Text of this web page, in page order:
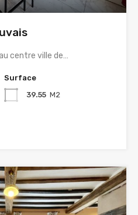
centre ville de…
Surface
39.55 M2